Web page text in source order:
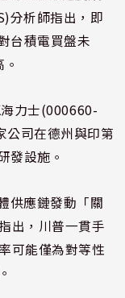
分析師指出，即
台積電買盤未
力士(000660-
公司在德州與印第
發設施。
供應鏈發動「關
出，川普一貫手
可能僅為對等性